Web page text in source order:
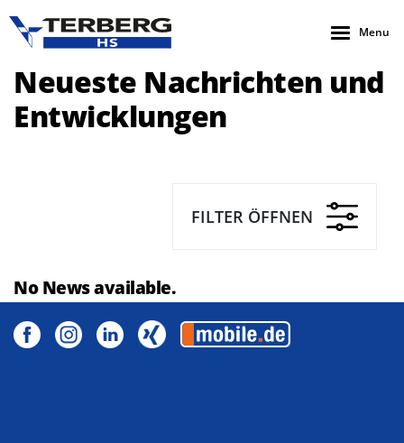
Menu
Neueste Nachrichten und
Entwicklungen
FILTER ÖFFNEN
No News available.